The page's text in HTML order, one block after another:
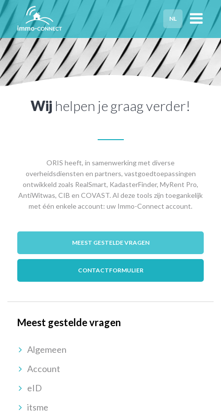
NL
HOME
PRIVACY
Wij helpen je graag verder!
ORIS heeft, in samenwerking met diverse
overheidsdiensten en partners, vastgoedtoepassingen
ontwikkeld zoals RealSmart, KadasterFinder, MyRent Pro,
AntiWitwas, CIB en COVAST. Al deze tools zijn toegankelijk
met één enkele account: uw Immo-Connect account.
MEEST GESTELDE VRAGEN
CONTACTFORMULIER
Meest gestelde vragen
Algemeen
Account
eID
itsme